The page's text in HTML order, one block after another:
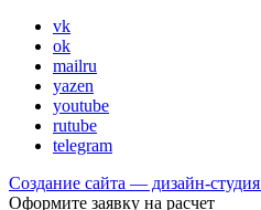
vk
ok
mailru
yazen
youtube
rutube
telegram
Создание сайта — дизайн-студия
Оформите заявку на расчет